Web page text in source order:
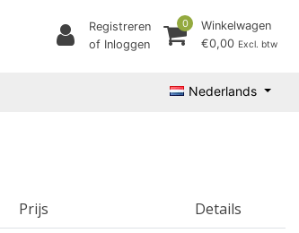
Registreren
of Inloggen
0
Winkelwagen
€0,00 Excl. btw
Nederlands
Prijs Details